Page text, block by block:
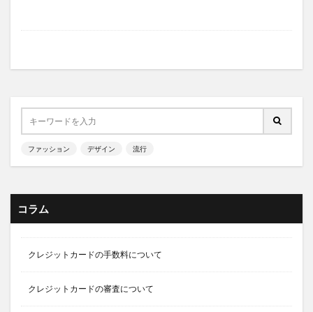
ファッション デザイン 流行
コラム
クレジットカードの手数料について
クレジットカードの審査について